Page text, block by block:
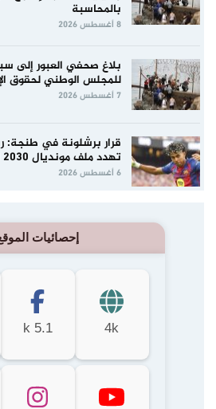
بالمحاسبة
8 أغسطس 2026
بلاغ صحفي العبور إلى
للمجلس الوطني لحقوق
7 أغسطس 2026
قرار برشلونة في طنجة:
تهدد ملف مونديال 2030 الثلاثي؟
6 أغسطس 2026
إحصائيات
4k
5.1 k